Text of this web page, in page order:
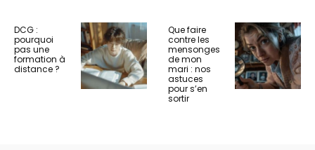
DCG :
pourquoi
pas une
formation à
distance ?
Que faire
contre les
mensonges
de mon
mari : nos
astuces
pour s’en
sortir